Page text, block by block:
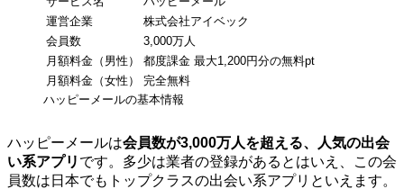
運営企業
株式会社アイベック
会員数
3,000万人
月額料金（男性）
都度課金 最大1,200円分の無料pt
月額料金（女性）
完全無料
ハッピーメールの基本情報
ハッピーメールは会員数が3,000万人を超える、人気の出会
い系アプリ です。多少は業者の登録があるとはいえ、この会
員数は日本でもトップクラスの出会い系アプリといえます。